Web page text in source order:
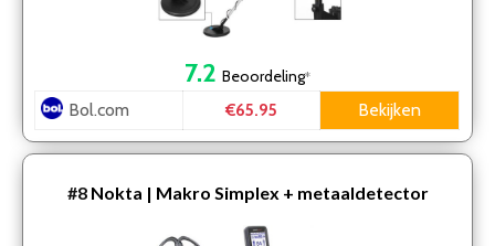
7.2 Beoordeling*
Bol.com €65.95 Bekijken
#8 Nokta | Makro Simplex + metaaldetector